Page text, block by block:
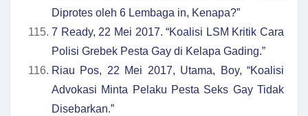
Diprotes oleh 6 Lembaga in, Kenapa?”
7 Ready, 22 Mei 2017. “Koalisi LSM Kritik Cara
Polisi Grebek Pesta Gay di Kelapa Gading.”
Riau Pos, 22 Mei 2017, Utama, Boy, “Koalisi
Advokasi Minta Pelaku Pesta Seks Gay Tidak
Disebarkan.”